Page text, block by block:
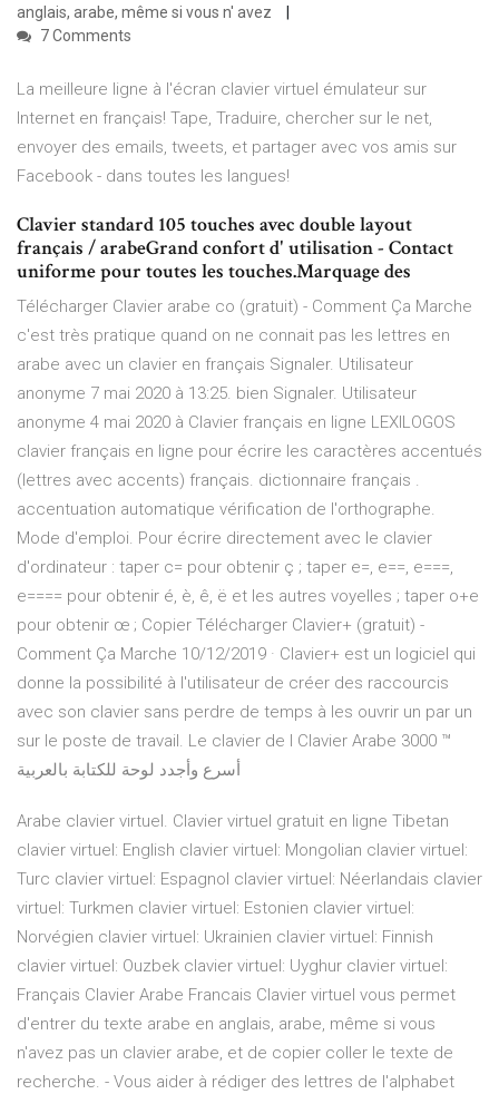
anglais, arabe, même si vous n' avez
7 Comments
La meilleure ligne à l'écran clavier virtuel émulateur sur
Internet en français! Tape, Traduire, chercher sur le net,
envoyer des emails, tweets, et partager avec vos amis sur
Facebook - dans toutes les langues!
Clavier standard 105 touches avec double layout
français / arabeGrand confort d' utilisation - Contact
uniforme pour toutes les touches.Marquage des
Télécharger Clavier arabe co (gratuit) - Comment Ça Marche
c'est très pratique quand on ne connait pas les lettres en
arabe avec un clavier en français Signaler. Utilisateur
anonyme 7 mai 2020 à 13:25. bien Signaler. Utilisateur
anonyme 4 mai 2020 à Clavier français en ligne LEXILOGOS
clavier français en ligne pour écrire les caractères accentués
(lettres avec accents) français. dictionnaire français .
accentuation automatique vérification de l'orthographe.
Mode d'emploi. Pour écrire directement avec le clavier
d'ordinateur : taper c= pour obtenir ç ; taper e=, e==, e===,
e==== pour obtenir é, è, ê, ë et les autres voyelles ; taper o+e
pour obtenir œ ; Copier Télécharger Clavier+ (gratuit) -
Comment Ça Marche 10/12/2019 · Clavier+ est un logiciel qui
donne la possibilité à l'utilisateur de créer des raccourcis
avec son clavier sans perdre de temps à les ouvrir un par un
sur le poste de travail. Le clavier de l Clavier Arabe 3000 ™
أسرع وأجدد لوحة للكتابة بالعربية
Arabe clavier virtuel. Clavier virtuel gratuit en ligne Tibetan
clavier virtuel: English clavier virtuel: Mongolian clavier virtuel:
Turc clavier virtuel: Espagnol clavier virtuel: Néerlandais clavier
virtuel: Turkmen clavier virtuel: Estonien clavier virtuel:
Norvégien clavier virtuel: Ukrainien clavier virtuel: Finnish
clavier virtuel: Ouzbek clavier virtuel: Uyghur clavier virtuel:
Français Clavier Arabe Francais Clavier virtuel vous permet
d'entrer du texte arabe en anglais, arabe, même si vous
n'avez pas un clavier arabe, et de copier coller le texte de
recherche. - Vous aider à rédiger des lettres de l'alphabet